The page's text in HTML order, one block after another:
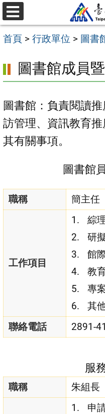
跳
至
主
內
區
選
單
首頁 > 行政單位 > 圖書
圖書館成員
圖書館：負責閱讀
訪管理、資訊教育
其有關事項。
圖書館
職稱 簡主任
工作項目
綜
研
館
教
專
其
聯絡電話
2891-
服
職稱 朱組長
申